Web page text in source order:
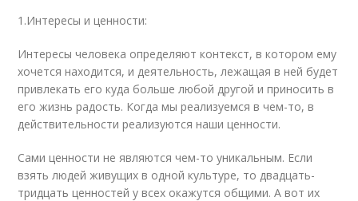
1.Интересы и ценности:
Интересы человека определяют контекст, в котором ему
хочется находится, и деятельность, лежащая в ней будет
привлекать его куда больше любой другой и приносить в
его жизнь радость. Когда мы реализуемся в чем-то, в
действительности реализуются наши ценности.
Сами ценности не являются чем-то уникальным. Если
взять людей живущих в одной культуре, то двадцать-
тридцать ценностей у всех окажутся общими. А вот их